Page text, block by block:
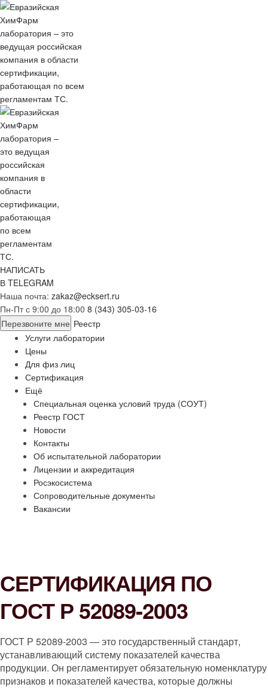
НАПИСАТЬ
В TELEGRAM
Наша почта: zakaz@ecksert.ru
Пн-Пт с 9:00 до 18:00 8 (343) 305-03-16
Перезвоните мне Реестр
Услуги лаборатории
Цены
Для физ лиц
Сертификация
Ещё
Специальная оценка условий труда (СОУТ)
Реестр ГОСТ
Новости
Контакты
Об испытательной лаборатории
Лицензии и аккредитация
Росэкосистема
Сопроводительные документы
Вакансии
СЕРТИФИКАЦИЯ ПО
ГОСТ Р 52089-2003
ГОСТ Р 52089-2003 — это государственный стандарт,
устанавливающий систему показателей качества
продукции. Он регламентирует обязательную номенклатуру
признаков и показателей качества, которые должны